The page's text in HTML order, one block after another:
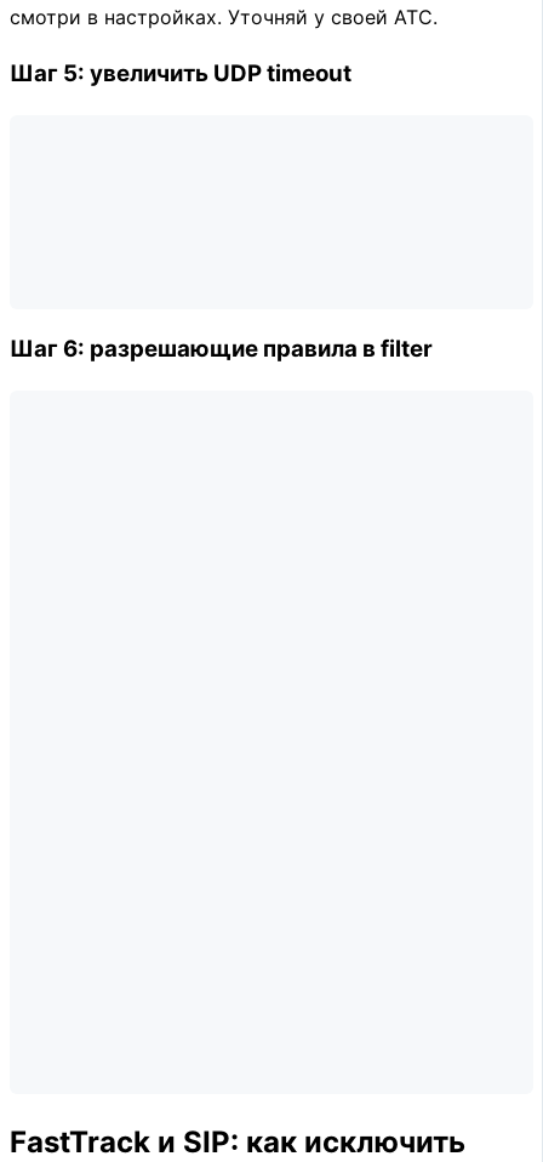
смотри в настройках. Уточняй у своей АТС.
Шаг 5: увеличить UDP timeout
Шаг 6: разрешающие правила в filter
FastTrack и SIP: как исключить